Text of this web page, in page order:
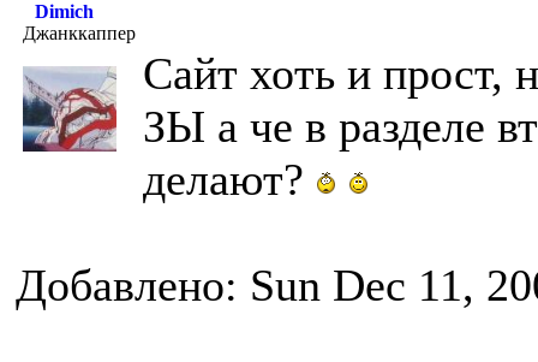
Dimich
Джанккаппер
Сайт хоть и прост,
ЗЫ а че в разделе
делают?
Добавлено: Sun Dec 11,